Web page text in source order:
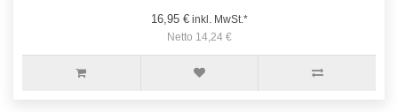
16,95 €inkl. MwSt.*
Netto 14,24 €